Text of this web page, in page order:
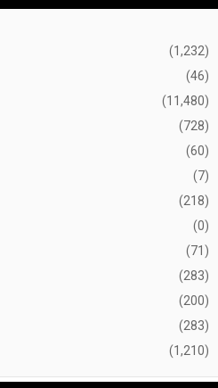
(1,232)
(46)
(11,480)
(728)
(60)
(7)
(218)
(0)
(71)
(283)
(200)
(283)
(1,210)